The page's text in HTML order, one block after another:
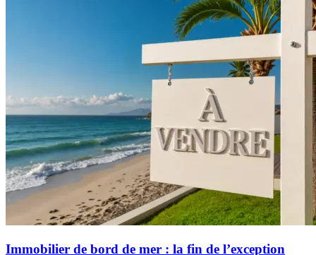
Immobilier de bord de mer : la fin de l’exception